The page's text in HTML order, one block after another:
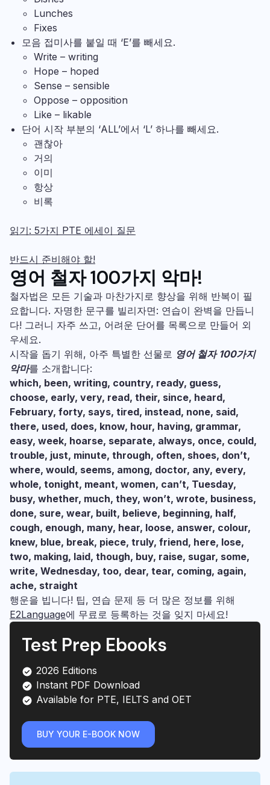
Lunches
Fixes
모음 접미사를 붙일 때 ‘E’를 빼세요.
Write – writing
Hope – hoped
Sense – sensible
Oppose – opposition
Like – likable
단어 시작 부분의 ‘ALL’에서 ‘L’ 하나를 빼세요.
괜찮아
거의
이미
항상
비록
읽기: 5가지 PTE 에세이 질문
반드시 준비해야 할!
영어 철자 100가지 악마!
철자법은 모든 기술과 마찬가지로 향상을 위해 반복이 필
요합니다. 자명한 문구를 빌리자면: 연습이 완벽을 만듭니
다! 그러니 자주 쓰고, 어려운 단어를 목록으로 만들어 외
우세요.
시작을 돕기 위해, 아주 특별한 선물로 영어 철자 100가지
악마를 소개합니다:
which, been, writing, country, ready, guess,
choose, early, very, read, their, since, heard,
February, forty, says, tired, instead, none, said,
there, used, does, know, hour, having, grammar,
easy, week, hoarse, separate, always, once, could,
trouble, just, minute, through, often, shoes, don’t,
where, would, seems, among, doctor, any, every,
whole, tonight, meant, women, can’t, Tuesday,
busy, whether, much, they, won’t, wrote, business,
done, sure, wear, built, believe, beginning, half,
cough, enough, many, hear, loose, answer, colour,
knew, blue, break, piece, truly, friend, here, lose,
two, making, laid, though, buy, raise, sugar, some,
write, Wednesday, too, dear, tear, coming, again,
ache, straight
행운을 빕니다! 팁, 연습 문제 등 더 많은 정보를 위해
E2Language에 무료로 등록하는 것을 잊지 마세요!
Test Prep Ebooks
2026 Editions
Instant PDF Download
Available for PTE, IELTS and OET
BUY YOUR E-BOOK NOW